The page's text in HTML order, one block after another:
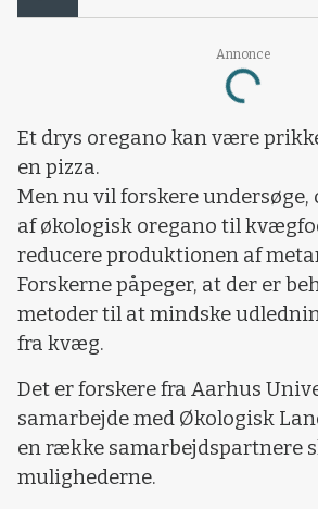
Annonce
Loading...
Et drys oregano kan være
en pizza.
Men nu vil forskere
af økologisk oregano til
reducere produktionen af
Forskerne påpeger, at der er
metoder til at mindske
fra kvæg.
Det er forskere fra Aarhus
samarbejde med Økologisk
en række samarbejdspartnere
mulighederne.